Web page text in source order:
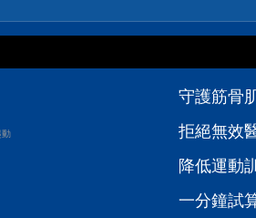
動
守護筋骨
拒絕無效
降低運動
一分鐘試